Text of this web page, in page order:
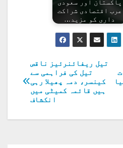
عرب اقتصادی شراکت
داری کو مزید…
تیل ریفائنرئیز ناقص
تیل کی فراہمی سے
کینسر، دمہ پھیلا رہی
ہیں قائمہ کمیٹی میں
انکشاف